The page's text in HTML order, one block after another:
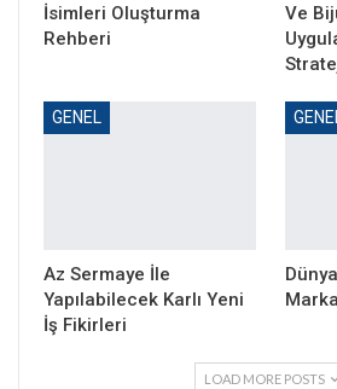
İsimleri Oluşturma
Rehberi
Ve
GENEL
Az Sermaye İle
Yapılabilecek Karlı Yeni
İş Fikirleri
LOAD MORE POSTS